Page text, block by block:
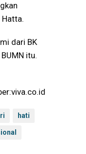
Hatta.
dari BK
itu.
hati